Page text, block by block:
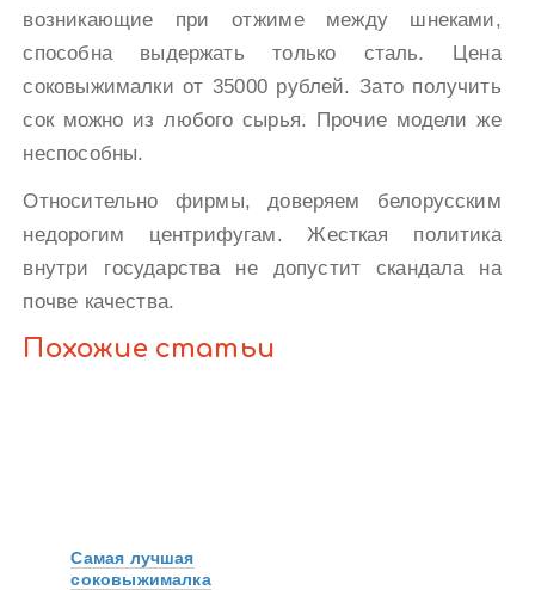
возникающие при отжиме между шнеками,
способна выдержать только сталь. Цена
соковыжималки от 35000 рублей. Зато получить
сок можно из любого сырья. Прочие модели же
неспособны.
Относительно фирмы, доверяем белорусским
недорогим центрифугам. Жесткая политика
внутри государства не допустит скандала на
почве качества.
Похожие статьи
Самая лучшая
соковыжималка